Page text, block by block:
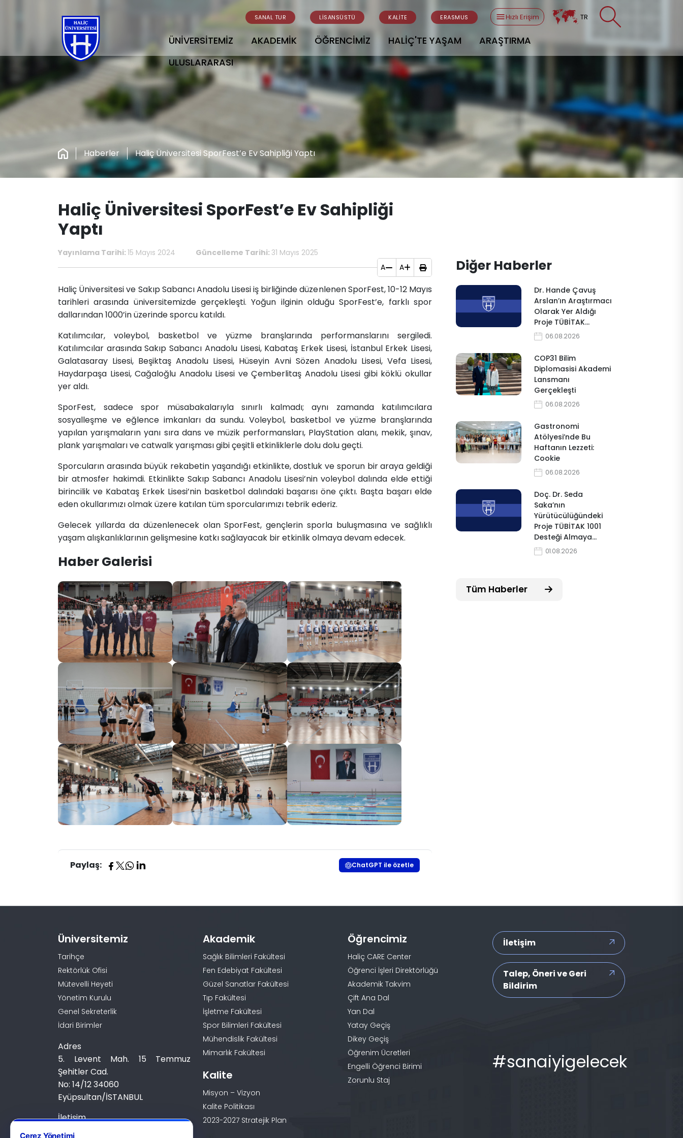
SANAL TUR LİSANSÜSTÜ KALİTE ERASMUS Hızlı Erişim TR
ÜNİVERSİTEMİZ AKADEMİK ÖĞRENCİMİZ HALİÇ'TE YAŞAM
ARAŞTIRMA
ULUSLARARASI
Haberler Haliç Üniversitesi SporFest’e Ev Sahipliği Yaptı
Haliç Üniversitesi SporFest’e Ev Sahipliği
Yaptı
Yayınlama Tarihi: 15 Mayıs 2024 Güncelleme Tarihi: 31 Mayıs 2025
A
A
​Haliç Üniversitesi ve Sakıp Sabancı Anadolu Lisesi iş birliğinde düzenlenen SporFest, 10-12 Mayıs
tarihleri arasında üniversitemizde gerçekleşti. Yoğun ilginin olduğu SporFest’e, farklı spor
dallarından 1000’in üzerinde sporcu katıldı.
Katılımcılar, voleybol, basketbol ve yüzme branşlarında performanslarını sergiledi.
Katılımcılar arasında Sakıp Sabancı Anadolu Lisesi, Kabataş Erkek Lisesi, İstanbul Erkek Lisesi,
Galatasaray Lisesi, Beşiktaş Anadolu Lisesi, Hüseyin Avni Sözen Anadolu Lisesi, Vefa Lisesi,
Haydarpaşa Lisesi, Cağaloğlu Anadolu Lisesi ve Çemberlitaş Anadolu Lisesi gibi köklü okullar
yer aldı.
SporFest, sadece spor müsabakalarıyla sınırlı kalmadı; aynı zamanda katılımcılara
sosyalleşme ve eğlence imkanları da sundu. Voleybol, basketbol ve yüzme branşlarında
yapılan yarışmaların yanı sıra dans ve müzik performansları, PlayStation alanı, mekik, şınav,
plank yarışmaları ve catwalk yarışması gibi çeşitli etkinliklerle dolu dolu geçti.
Sporcuların arasında büyük rekabetin yaşandığı etkinlikte, dostluk ve sporun bir araya geldiği
bir atmosfer hakimdi. Etkinlikte Sakıp Sabancı Anadolu Lisesi’nin voleybol dalında elde ettiği
birincilik ve Kabataş Erkek Lisesi’nin basketbol dalındaki başarısı öne çıktı. Başta başarı elde
eden okullarımızı olmak üzere katılan tüm sporcularımızı tebrik ederiz.
Gelecek yıllarda da düzenlenecek olan SporFest, gençlerin sporla buluşmasına ve sağlıklı
yaşam alışkanlıklarının gelişmesine katkı sağlayacak bir etkinlik olmaya devam edecek.​
Haber Galerisi
Paylaş: ChatGPT ile özetle
Diğer Haberler
Dr. Hande Çavuş
Arslan’ın Araştırmacı
Olarak Yer Aldığı
Proje TÜBİTAK…
06.08.2026
COP31 Bilim
Diplomasisi Akademi
Lansmanı
Gerçekleşti
06.08.2026
Gastronomi
Atölyesi’nde Bu
Haftanın Lezzeti:
Cookie
06.08.2026
Doç. Dr. Seda
Saka’nın
Yürütücülüğündeki
Proje TÜBİTAK 1001
Desteği Almaya…
01.08.2026
Tüm Haberler
Üniversitemiz
Tarihçe
Rektörlük Ofisi
Mütevelli Heyeti
Yönetim Kurulu
Genel Sekreterlik
İdari Birimler
Adres
5. Levent Mah. 15 Temmuz
Şehitler Cad.
No: 14/12 34060
Eyüpsultan/İSTANBUL
İletişim
0 (212) 924 24 44
Akademik
Sağlık Bilimleri Fakültesi
Fen Edebiyat Fakültesi
Güzel Sanatlar Fakültesi
Tıp Fakültesi
İşletme Fakültesi
Spor Bilimleri Fakültesi
Mühendislik Fakültesi
Mimarlık Fakültesi
Kalite
Misyon – Vizyon
Kalite Politikası
2023-2027 Stratejik Plan
Öğrencimiz
Haliç CARE Center
Öğrenci İşleri Direktörlüğü
Akademik Takvim
Çift Ana Dal
Yan Dal
Yatay Geçiş
Dikey Geçiş
Öğrenim Ücretleri
Engelli Öğrenci Birimi
Zorunlu Staj
İletişim
Talep, Öneri ve Geri
Bildirim
#sanaiyigelecek
Çerez Yönetimi